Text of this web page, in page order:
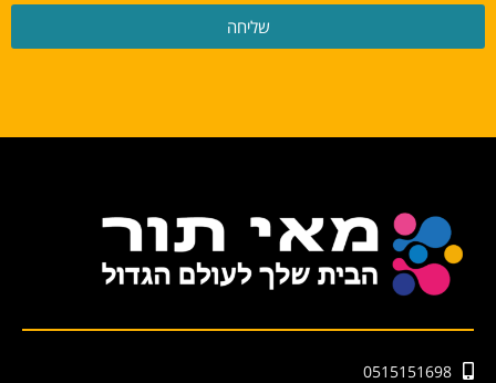
שליחה
0515151698